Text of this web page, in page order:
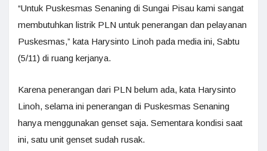
“Untuk Puskesmas Senaning di Sungai Pisau kami sangat
membutuhkan listrik PLN untuk penerangan dan pelayanan
Puskesmas,” kata Harysinto Linoh pada media ini, Sabtu
(5/11) di ruang kerjanya.
Karena penerangan dari PLN belum ada, kata Harysinto
Linoh, selama ini penerangan di Puskesmas Senaning
hanya menggunakan genset saja. Sementara kondisi saat
ini, satu unit genset sudah rusak.